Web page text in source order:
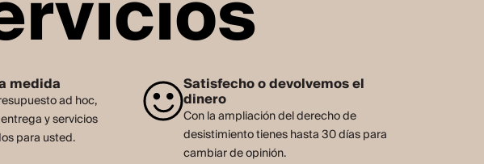
medida
ad hoc,
y servicios
para usted.
Satisfecho o devolvemos el
dinero
Con la ampliación del derecho de
desistimiento tienes hasta 30 días para
cambiar de opinión.